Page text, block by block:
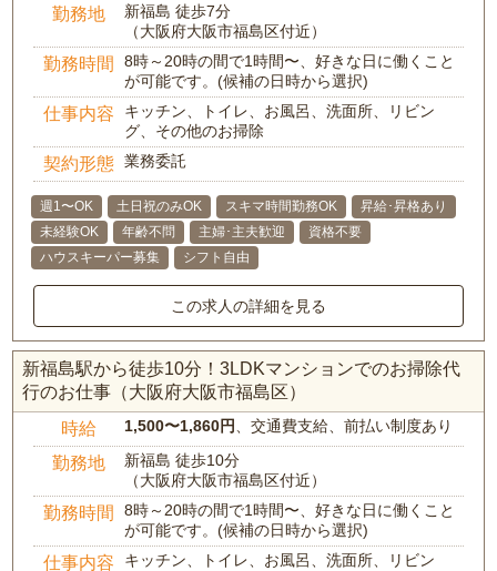
勤務地
新福島 徒歩7分
（大阪府大阪市福島区付近）
勤務時間
8時～20時の間で1時間〜、好きな日に働くこと
が可能です。(候補の日時から選択)
仕事内容
キッチン、トイレ、お風呂、洗面所、リビン
グ、その他のお掃除
契約形態 業務委託
週1〜OK 土日祝のみOK スキマ時間勤務OK
昇給･昇格あり
未経験OK
年齢不問 主婦･主夫歓迎
資格不要
ハウスキーパー募集
シフト自由
この求人の詳細を見る
新福島駅から徒歩10分！3LDKマンションでのお掃除代
行のお仕事（大阪府大阪市福島区）
時給 1,500〜1,860円 、交通費支給、前払い制度あり
勤務地
新福島 徒歩10分
（大阪府大阪市福島区付近）
勤務時間
8時～20時の間で1時間〜、好きな日に働くこと
が可能です。(候補の日時から選択)
仕事内容
キッチン、トイレ、お風呂、洗面所、リビン